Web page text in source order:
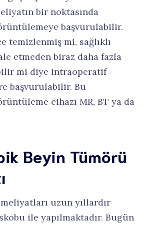
bir noktasında
başvurulabilir.
temizlenmiş mi, sağlıklı
etmeden biraz daha fazla
mi diye intraoperatif
başvurulabilir. Bu
cihazı MR, BT ya da
Beyin Tümörü
uzun yıllardır
ile yapılmaktadır. Bugün